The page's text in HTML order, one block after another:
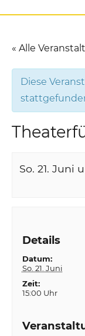
« Alle
Diese
So. 21. Juni
Details
Datum:
So. 21. Juni
Zeit:
15:00 Uhr